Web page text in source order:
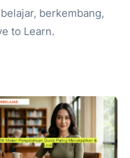
berkembang,
to Learn.